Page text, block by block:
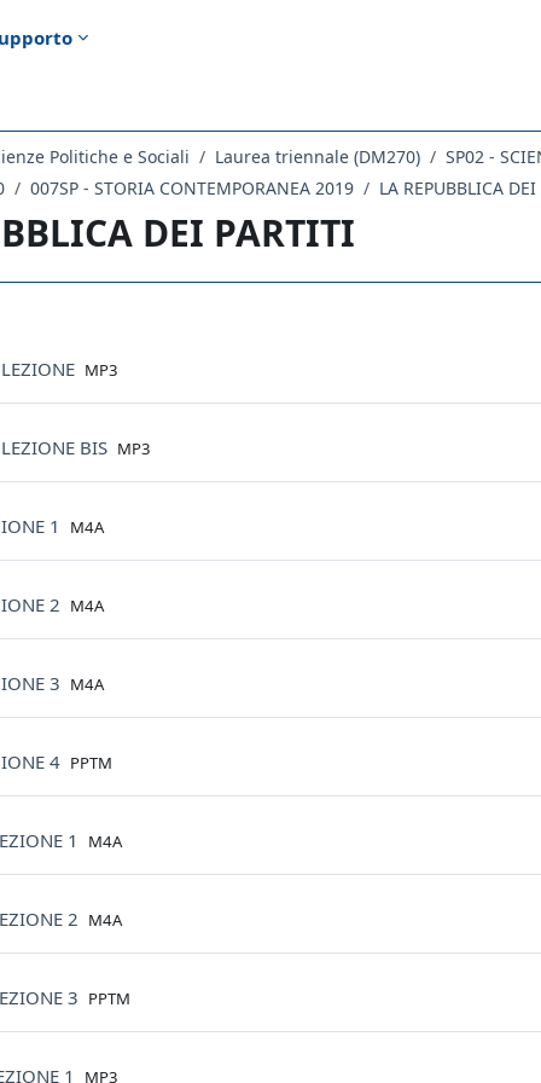
Politiche e Sociali Laurea triennale (DM270)
SP02 -
007SP - STORIA CONTEMPORANEA 2019 LA REPUBBLICA
DEI PARTITI
File
MP3
BIS File
MP3
1 File
M4A
2 File
M4A
3 File
M4A
4 File
PPTM
1 File
M4A
2 File
M4A
3 File
PPTM
1 File
MP3